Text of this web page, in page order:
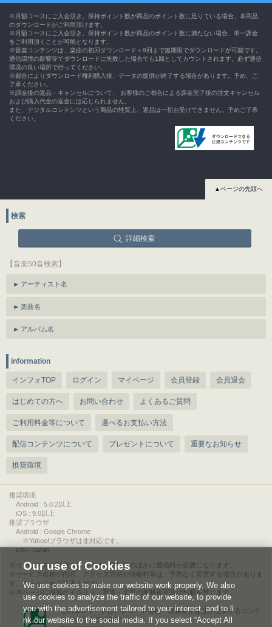
※月額コースにご入会頂き、保持ポイント数が商品のポイント数に足りている場合、本商品
のダウンロードがご利用頂けます。
※月額コースにご入会頂き、保持ポイント数が商品のポイント数に満たない場合、単一課金
をご利用頂くことが可能となります。
※音楽コンテンツは、楽曲の初回ダウンロード＋9回まで無期限でダウンロードが可能です。
通信環境の影響等でダウンロードに失敗した場合でも1回としてカウントされます。必ず通信
環境の良い場所で行ってください。
※都合によりダウンロード権利購入後、データの提供が終了する場合があります。予め、ご
了承ください。
※課金後の返品・キャンセルについて、 お客様のご都合による課金完了後の注文キャンセル
および購入代金の返金には応じられません。
また、デジタルコンテンツという商品の性質上、返品は一切お受けできません。予めご了承
ください。
▲ページの先頭へ
検索
詳細検索
【音楽50音検索】
アーティスト名
楽曲名
アルバム名
information
インフォTOP ログイン マイページ 会員登録 会員退会
はじめての方へ お問い合わせ よくあるご質問
ご利用料金等について 選べるお支払い方法
配信コンテンツについて プレゼントについて 重要なお知らせ
推奨環境
推奨環境
Android : 5.0.2以上
iOS : 9.0以上
推奨ブラウザ
Android : Google Chrome
※Yahoo!ブラウザは非対応です。
iOS : Safari
サービスをご利用されるには、情報料のほかに通信料が必要になります。
サービス名称や内容、アクセス方法や情報料等は、予告なく変更する場合がありま
す。あらかじめご了承ください。
本ページに掲載のイラスト・写真・文章の無断複写及び転載を禁じます。
このエルマークは、レコード会社・映像製作会社が提供するコンテ
ンツを示す登録商標です。
Our use of Cookies
We use cookies to make our website work properly. We also
use cookies to analyze the traffic of our website, to provide
you with the advertisement tailored to your interest, and to li
nk our website to the social media. If you select “Accept All